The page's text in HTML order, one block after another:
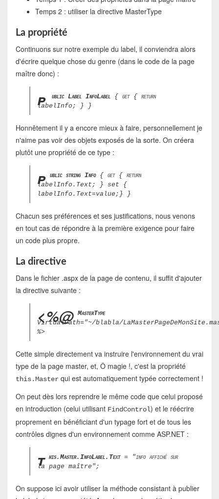
Temps 2 : utiliser la directive MasterType
La propriété
Continuons sur notre exemple du label, il conviendra alors
d'écrire quelque chose du genre (dans le code de la page
maître donc) :
p ublic Label InfoLabel{ get { return
labelInfo; } }
Honnêtement il y a encore mieux à faire, personnellement je
n'aime pas voir des objets exposés de la sorte. On créera
plutôt une propriété de ce type :
p ublic string Info{ get { return
labelInfo.Text; } set {
labelInfo.Text=value;} }
Chacun ses préférences et ses justifications, nous venons
en tout cas de répondre à la première exigence pour faire
un code plus propre.
La directive
Dans le fichier .aspx de la page de contenu, il suffit d'ajouter
la directive suivante :
<%@
MasterType
VirtualPath="~/blabla/
%>
Cette simple directement va instruire l'environnement du vrai
type de la page master, et, Ô magie !, c'est la propriété
this.Masterqui est automatiquement typée correctement !
On peut dès lors reprendre le même code que celui proposé
en introduction (celui utilisant FindControl) et le réécrire
proprement en bénéficiant d'un typage fort et de tous les
contrôles dignes d'un environnement comme ASP.NET :
t his.Master.InfoLabel.Text= "info affiché sur
la page maître";
On suppose ici avoir utiliser la méthode consistant à publier